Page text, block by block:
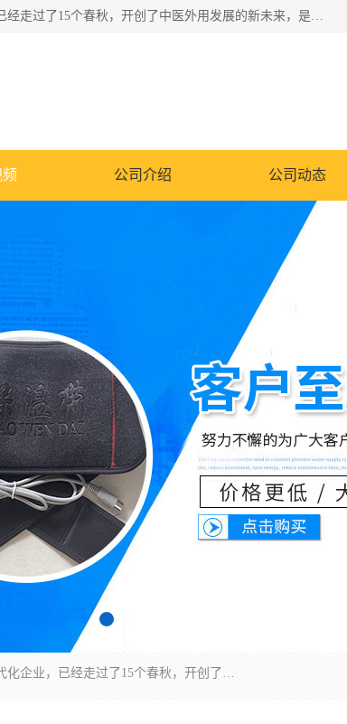
深圳运康达华科技有限公司是一家致力于健康健康产业的现代化企业，已经走过了15个春秋，开创了中医外用发展的新未来，是专业从事中医医疗仪器的研发、生产、销售、服务为一体的子公司，在医疗器械的设计、开发和生产方面率先引进国际先进技术和好的科技人员，先后开发出了场效应治疗仪、多功能治疗仪、颈椎治疗仪、腰椎治疗仪、增效垫等多个系列。
公司介绍 公司动态
深圳运康达华科技有限公司是一家致力于健康健康产业的现代化企业，已经走过了15个春秋，开创了中医外用发展的新未来，是专业从事中医医疗仪器的研发、生产、销售、服务为一体的子公司，在医疗器械的设计、开发和生产方面率先引进国际先进技术和好的科技人员，先后开发出了场效应治疗仪、多功能治疗仪、颈椎治疗仪、腰椎治疗仪、增效垫等多个系列。